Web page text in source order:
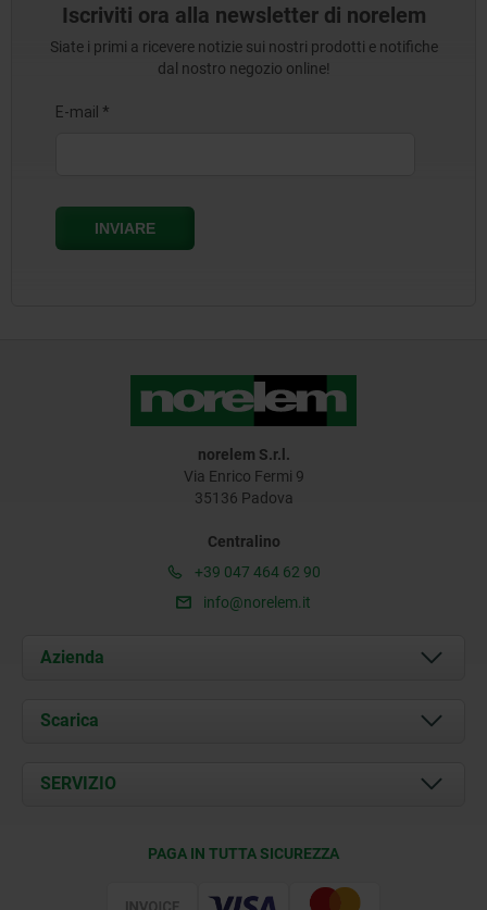
Iscriviti ora alla newsletter di norelem
Siate i primi a ricevere notizie sui nostri prodotti e notifiche
dal nostro negozio online!
norelem S.r.l.
Via Enrico Fermi 9
35136 Padova
Centralino
+39 047 464 62 90
info@norelem.it
Azienda
Chi siamo
Contatti
Scarica
Documents
SERVIZIO
PAGA IN TUTTA SICUREZZA